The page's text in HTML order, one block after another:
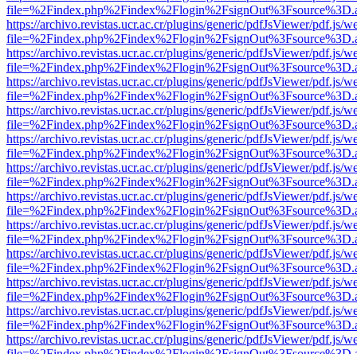
https://archivo.revistas.ucr.ac.cr/plugins/generic/pdfJsViewer/pdf.js/
https://archivo.revistas.ucr.ac.cr/plugins/generic/pdfJsViewer/pdf.js/
https://archivo.revistas.ucr.ac.cr/plugins/generic/pdfJsViewer/pdf.js/
https://archivo.revistas.ucr.ac.cr/plugins/generic/pdfJsViewer/pdf.js/
https://archivo.revistas.ucr.ac.cr/plugins/generic/pdfJsViewer/pdf.js/
https://archivo.revistas.ucr.ac.cr/plugins/generic/pdfJsViewer/pdf.js/
https://archivo.revistas.ucr.ac.cr/plugins/generic/pdfJsViewer/pdf.js/
https://archivo.revistas.ucr.ac.cr/plugins/generic/pdfJsViewer/pdf.js/
https://archivo.revistas.ucr.ac.cr/plugins/generic/pdfJsViewer/pdf.js/
https://archivo.revistas.ucr.ac.cr/plugins/generic/pdfJsViewer/pdf.js/
https://archivo.revistas.ucr.ac.cr/plugins/generic/pdfJsViewer/pdf.js/
https://archivo.revistas.ucr.ac.cr/plugins/generic/pdfJsViewer/pdf.js/